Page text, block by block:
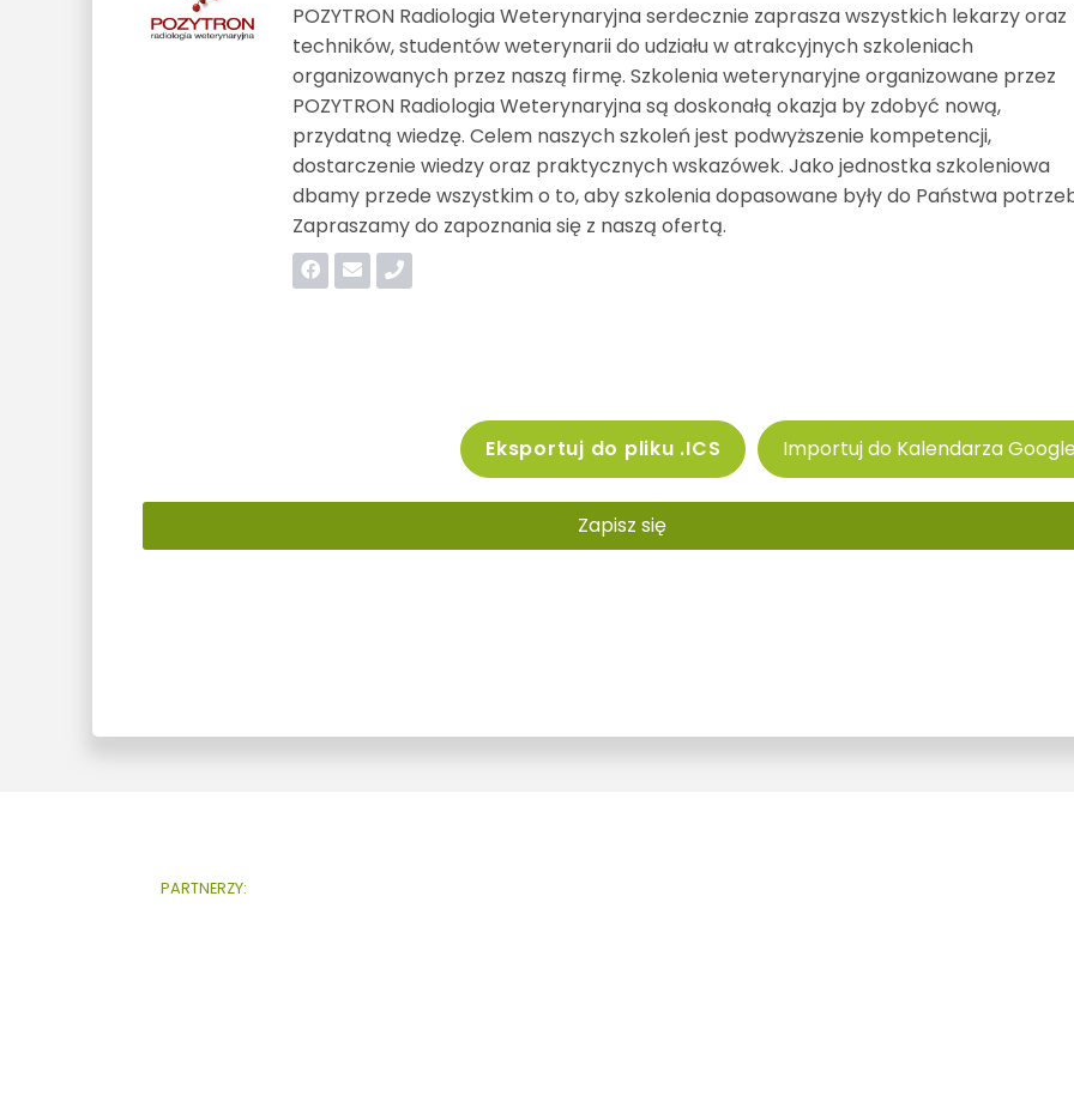
POZYTRON Radiologia Weterynaryjna serdecznie zaprasza wszystkich lekarzy oraz
techników, studentów weterynarii do udziału w atrakcyjnych szkoleniach
organizowanych przez naszą firmę. Szkolenia weterynaryjne organizowane przez
POZYTRON Radiologia Weterynaryjna są doskonałą okazja by zdobyć nową,
przydatną wiedzę. Celem naszych szkoleń jest podwyższenie kompetencji,
dostarczenie wiedzy oraz praktycznych wskazówek. Jako jednostka szkoleniowa
dbamy przede wszystkim o to, aby szkolenia dopasowane były do Państwa
Zapraszamy do zapoznania się z naszą ofertą.
Eksportuj do pliku .ICS Importuj do Kalendarza
Zapisz się
PARTNERZY: